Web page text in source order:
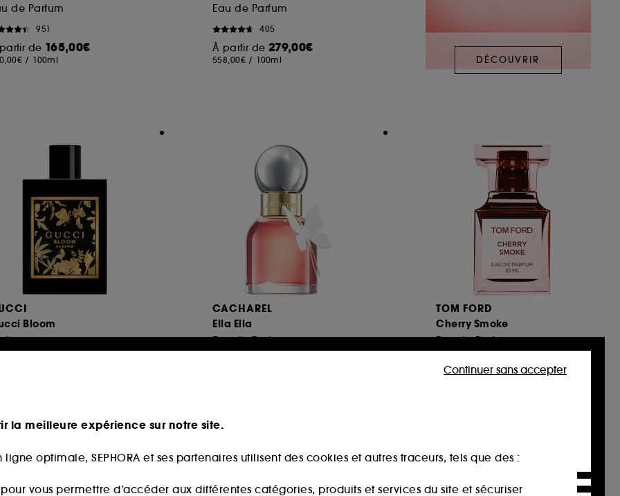
de Parfum
951
de 165,00€
/ 100ml
Eau de Parfum
405
À partir de 279,00€
558,00€ / 100ml DÉCOUVRIR
Bloom
CACHAREL
Ella Ella
Eau de Parfum
TOM FORD
Cherry Smoke
Eau de Parfum
219,00€
la meilleure expérience sur notre site.
optimale, SEPHORA et ses partenaires utilisent des cookies et autres traceurs, tels que des :
pour vous permettre d’accéder aux différentes catégories, produits et services du site et sécuriser
Continuer sans accepter